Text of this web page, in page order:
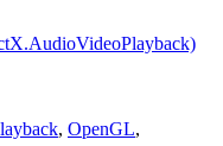
, OpenGL,